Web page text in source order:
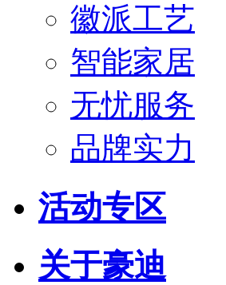
徽派工艺
智能家居
无忧服务
品牌实力
活动专区
关于豪迪